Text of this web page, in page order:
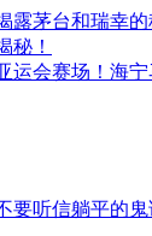
露茅台和瑞幸
秘！
运会赛场！海